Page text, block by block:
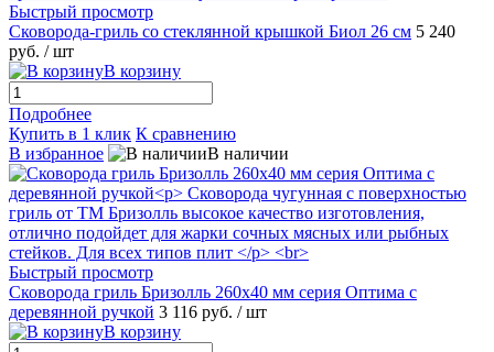
Быстрый просмотр
Сковорода-гриль со стеклянной крышкой Биол 26 см 5 240
руб. / шт
В корзину
Подробнее
Купить в 1 клик К сравнению
В избранное
В наличии
Быстрый просмотр
Сковорода гриль Бризолль 260x40 мм серия Оптима c
деревянной ручкой 3 116 руб. / шт
В корзину